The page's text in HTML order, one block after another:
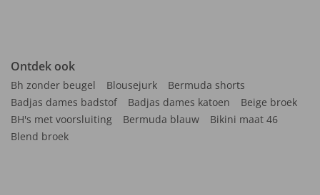
Ontdek ook
Bh zonder beugel Blousejurk
Bermuda shorts
Badjas dames badstof
Badjas dames katoen
Beige broek
BH's met voorsluiting
Bermuda blauw
Bikini maat 46
Blend broek